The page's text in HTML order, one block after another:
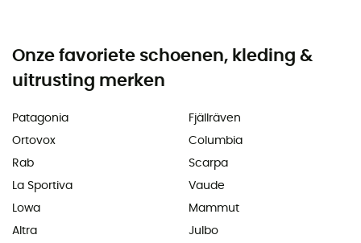
Onze favoriete schoenen, kleding &
uitrusting merken
Patagonia
Ortovox
Rab
La Sportiva
Lowa
Altra
Fjällräven
Columbia
Scarpa
Vaude
Mammut
Julbo